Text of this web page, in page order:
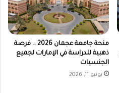
منحة جامعة عجمان 2026 … فرصة
ذهبية للدراسة في الإمارات لجميع
الجنسيات
يونيو 11, 2026